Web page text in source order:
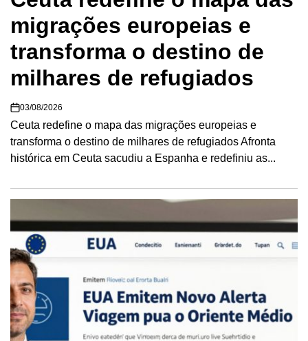
migrações europeias e
transforma o destino de
milhares de refugiados
03/08/2026
Ceuta redefine o mapa das migrações europeias e
transforma o destino de milhares de refugiados Afronta
histórica em Ceuta sacudiu a Espanha e redefiniu as...